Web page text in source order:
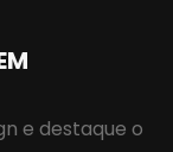
e destaque o